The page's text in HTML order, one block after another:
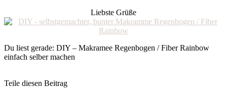
Liebste Grüße
Du liest gerade: DIY – Makramee Regenbogen / Fiber Rainbow
einfach selber machen
Teile diesen Beitrag